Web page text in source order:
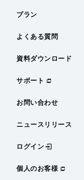
プラン
よくある質問
資料ダウンロード
サポート
お問い合わせ
ニュースリリース
ログイン
個人のお客様